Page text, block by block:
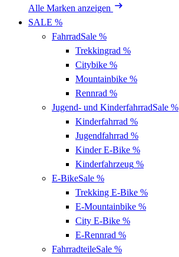
Alle Marken anzeigen
SALE %
FahrradSale %
Trekkingrad %
Citybike %
Mountainbike %
Rennrad %
Jugend- und KinderfahrradSale %
Kinderfahrrad %
Jugendfahrrad %
Kinder E-Bike %
Kinderfahrzeug %
E-BikeSale %
Trekking E-Bike %
E-Mountainbike %
City E-Bike %
E-Rennrad %
FahrradteileSale %